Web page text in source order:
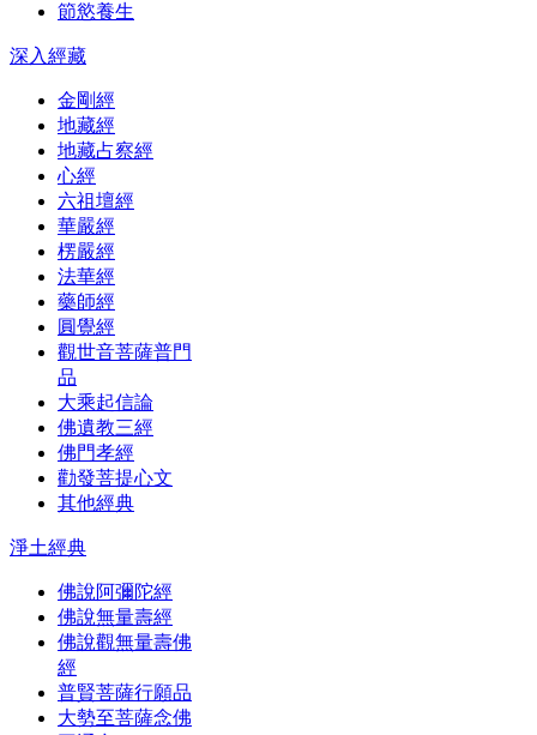
節慾養生
深入經藏
金剛經
地藏經
地藏占察經
心經
六祖壇經
華嚴經
楞嚴經
法華經
藥師經
圓覺經
觀世音菩薩普門
品
大乘起信論
佛遺教三經
佛門孝經
勸發菩提心文
其他經典
淨土經典
佛說阿彌陀經
佛說無量壽經
佛說觀無量壽佛
經
普賢菩薩行願品
大勢至菩薩念佛